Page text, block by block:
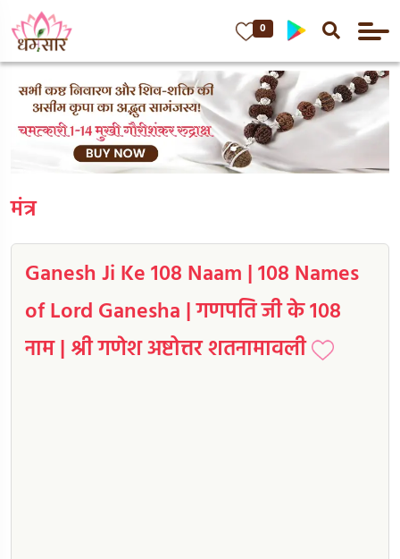
0
मंत्र
Ganesh Ji Ke 108 Naam | 108 Names
of Lord Ganesha | गणपति जी के 108
नाम | श्री गणेश अष्टोत्तर शतनामावली